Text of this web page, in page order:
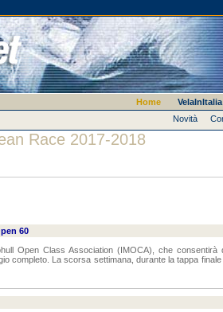
Home VelaInItalia
Novità
Race 2017-2018
60
Open Class Association (IMOCA), che consentirà
completo. La scorsa settimana, durante la tappa